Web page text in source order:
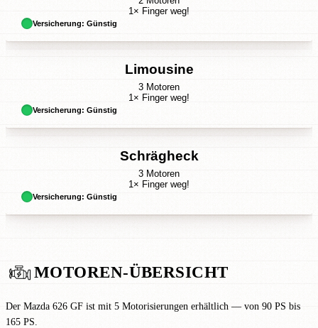
1× Finger weg!
Versicherung: Günstig
Limousine
3 Motoren
1× Finger weg!
Versicherung: Günstig
Schrägheck
3 Motoren
1× Finger weg!
Versicherung: Günstig
MOTOREN-ÜBERSICHT
Der Mazda 626 GF ist mit 5 Motorisierungen erhältlich — von 90 PS bis
165 PS.